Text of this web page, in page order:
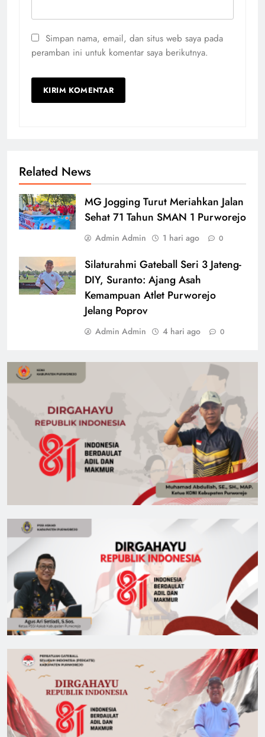
Simpan nama, email, dan situs web saya pada
peramban ini untuk komentar saya berikutnya.
Related News
MG Jogging Turut Meriahkan Jalan
Sehat 71 Tahun SMAN 1 Purworejo
Admin Admin 1 hari ago 0
Silaturahmi Gateball Seri 3 Jateng-
DIY, Suranto: Ajang Asah
Kemampuan Atlet Purworejo
Jelang Poprov
Admin Admin 4 hari ago 0